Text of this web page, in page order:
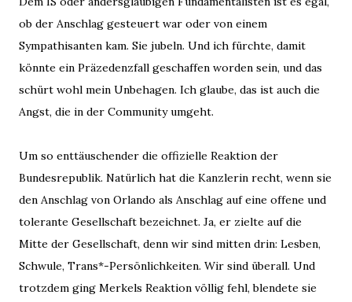
ob der Anschlag gesteuert war oder von einem
Sympathisanten kam. Sie jubeln. Und ich fürchte, damit
könnte ein Präzedenzfall geschaffen worden sein, und das
schürt wohl mein Unbehagen. Ich glaube, das ist auch die
Angst, die in der Community umgeht.
Um so enttäuschender die offizielle Reaktion der
Bundesrepublik. Natürlich hat die Kanzlerin recht, wenn sie
den Anschlag von Orlando als Anschlag auf eine offene und
tolerante Gesellschaft bezeichnet. Ja, er zielte auf die
Mitte der Gesellschaft, denn wir sind mitten drin: Lesben,
Schwule, Trans*-Persönlichkeiten. Wir sind überall. Und
trotzdem ging Merkels Reaktion völlig fehl, blendete sie